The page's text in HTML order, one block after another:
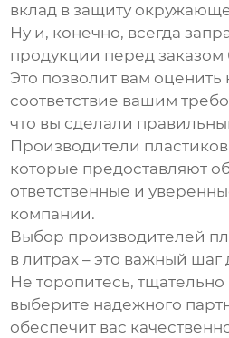
вклад в защиту
Ну и, конечно, всегда
продукции перед
Это позволит вам оценить
соответствие вашим
что вы сделали
Производители
которые предоставляют
ответственные и
компании.
Выбор производителей
в литрах – это важный шаг
Не торопитесь,
выберите надежного
обеспечит вас